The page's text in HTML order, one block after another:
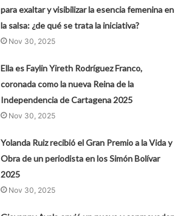
para exaltar y visibilizar la esencia femenina en
la salsa: ¿de qué se trata la iniciativa?
Nov 30, 2025
Ella es Faylin Yireth Rodríguez Franco,
coronada como la nueva Reina de la
Independencia de Cartagena 2025
Nov 30, 2025
Yolanda Ruiz recibió el Gran Premio a la Vida y
Obra de un periodista en los Simón Bolívar
2025
Nov 30, 2025